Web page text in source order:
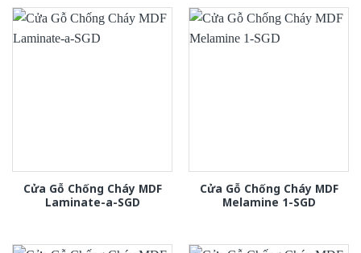
hạng
2.00
5
sao
Cửa Gỗ Chống Cháy MDF
Laminate-a-SGD
Cửa Gỗ Chống Cháy MDF
Melamine 1-SGD